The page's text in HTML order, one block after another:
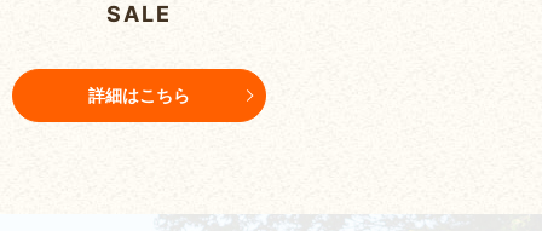
SALE
詳細はこちら